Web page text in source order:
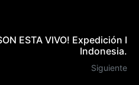
ESTA VIVO! Expedición I
Indonesia.
Siguiente